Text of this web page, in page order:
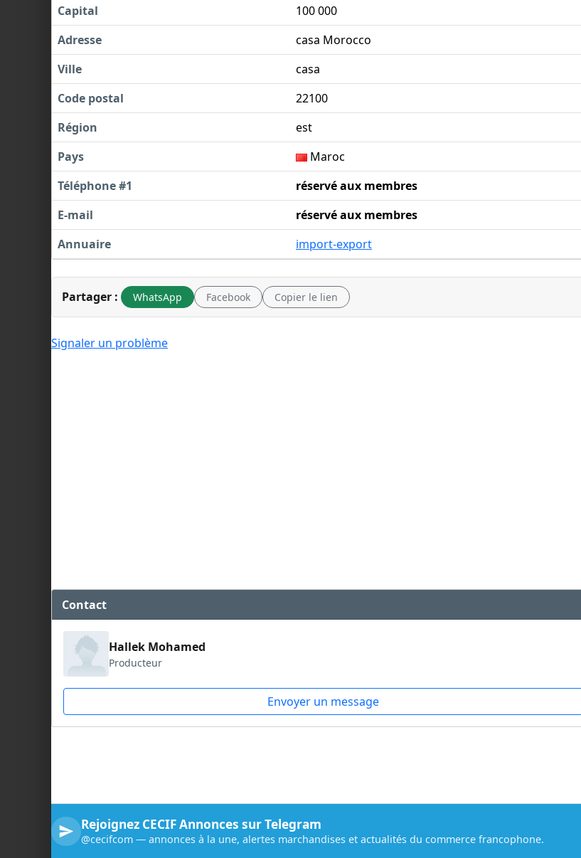
Capital
100 000
Adresse
casa Morocco
Ville
casa
Code postal
22100
Région
est
Pays
Maroc
Téléphone #1
réservé aux membres
E-mail
réservé aux membres
Annuaire
import-export
Partager : WhatsApp Facebook Copier le lien
Signaler un problème
Contact
Hallek Mohamed
Producteur
Envoyer un message
Rejoignez CECIF Annonces sur Telegram
@cecifcom — annonces à la une, alertes marchandises et actualités du commerce francophone.